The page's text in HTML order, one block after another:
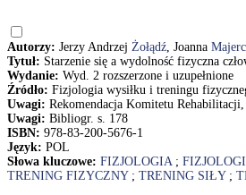
Autorzy: Jerzy Andrzej Żołądź, Joanna
Tytuł: Starzenie się a wydolność fizyczna
Wydanie: Wyd. 2 rozszerzone i uzupełnione
Źródło: Fizjologia wysiłku i treningu
Uwagi: Rekomendacja Komitetu
Uwagi: Bibliogr. s. 178
ISBN: 978-83-200-5676-1
Język: POL
Słowa kluczowe: FIZJOLOGIA;
TRENING FIZYCZNY; TRENING SIŁY;